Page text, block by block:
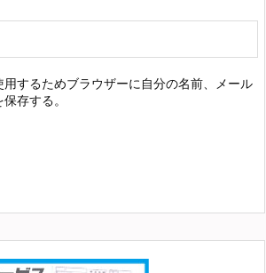
用するためブラウザーに自分の名前、メール
存する。